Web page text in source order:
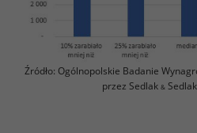
Źródło: Ogólnopolskie Badanie
przez Sedlak &